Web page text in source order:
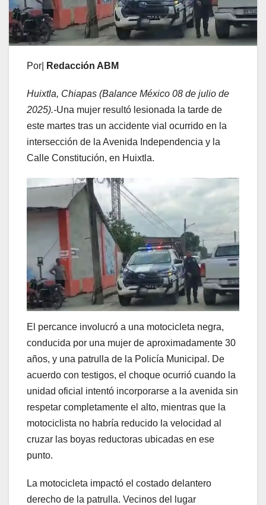
Por| Redacción ABM
Huixtla, Chiapas (Balance México 08 de julio de
2025).-Una mujer resultó lesionada la tarde de
este martes tras un accidente vial ocurrido en la
intersección de la Avenida Independencia y la
Calle Constitución, en Huixtla.
El percance involucró a una motocicleta negra,
conducida por una mujer de aproximadamente 30
años, y una patrulla de la Policía Municipal. De
acuerdo con testigos, el choque ocurrió cuando la
unidad oficial intentó incorporarse a la avenida sin
respetar completamente el alto, mientras que la
motociclista no habría reducido la velocidad al
cruzar las boyas reductoras ubicadas en ese
punto.
La motocicleta impactó el costado delantero
derecho de la patrulla. Vecinos del lugar